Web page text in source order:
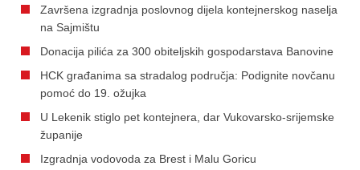
Završena izgradnja poslovnog dijela kontejnerskog naselja
na Sajmištu
Donacija pilića za 300 obiteljskih gospodarstava Banovine
HCK građanima sa stradalog područja: Podignite novčanu
pomoć do 19. ožujka
U Lekenik stiglo pet kontejnera, dar Vukovarsko-srijemske
županije
Izgradnja vodovoda za Brest i Malu Goricu